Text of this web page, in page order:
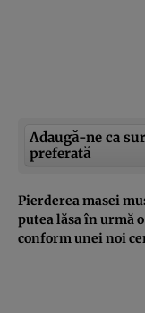
Adaugă-ne ca
preferată
Pierderea masei
putea lăsa în urmă
conform unei noi